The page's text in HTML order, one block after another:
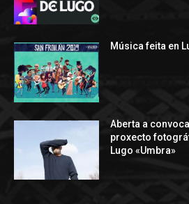
Música feita en
Aberta a
proxecto
Lugo «Umbra»